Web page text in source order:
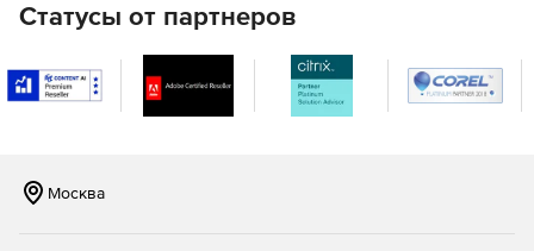
Статусы от партнеров
Москва